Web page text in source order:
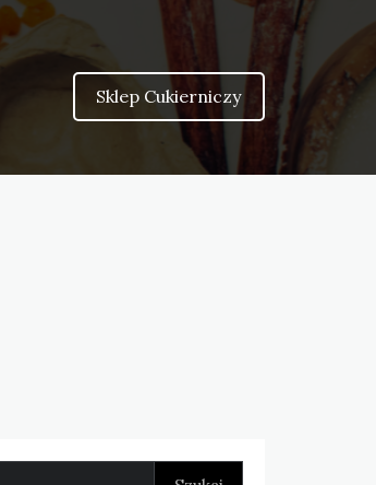
Sklep Cukierniczy